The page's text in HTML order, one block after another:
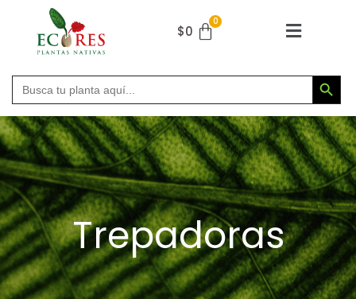
$0
Buscar: Botón de
Trepadoras